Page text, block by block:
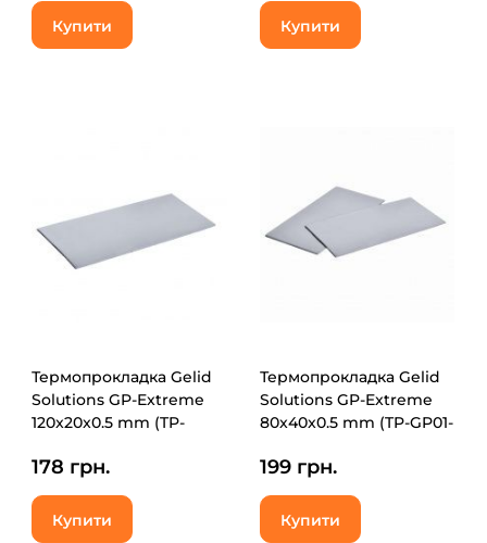
Купити Купити
Термопрокладка Gelid
Solutions GP-Extreme
120x20x0.5 mm (TP-
178 грн.
Купити
Термопрокладка Gelid
Solutions GP-Extreme
80x40x0.5 mm (TP-GP01-
199 грн.
Купити